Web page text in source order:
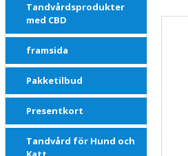
Tandvårdsprodukter
med CBD
framsida
Pakketilbud
Presentkort
Tandvård för Hund och